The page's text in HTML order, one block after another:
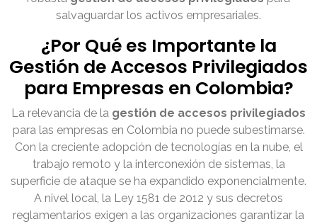
salvaguardar los activos empresariales.
¿Por Qué es Importante la
Gestión de Accesos Privilegiados
para Empresas en Colombia?
La relevancia de la gestión de accesos privilegiados
para las empresas en Colombia no puede subestimarse.
Con la creciente adopción de tecnologías en la nube, el
trabajo remoto y la interconexión de sistemas, la
superficie de ataque se ha expandido exponencialmente.
A nivel local, la Ley 1581 de 2012 y sus decretos
reglamentarios exigen a las organizaciones garantizar la